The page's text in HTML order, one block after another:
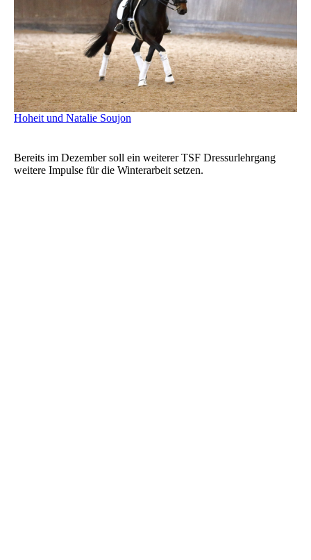
Hoheit und Natalie Soujon
Bereits im Dezember soll ein weiterer TSF Dressurlehrgang
weitere Impulse für die Winterarbeit setzen.